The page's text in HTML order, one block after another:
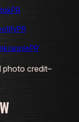
applePR
photo credit–